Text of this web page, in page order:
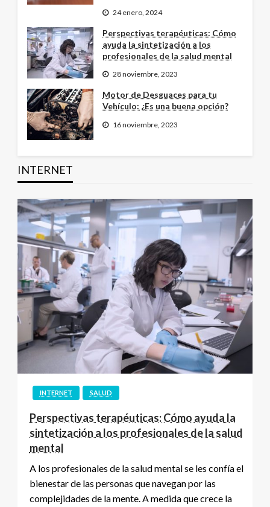
24 enero, 2024
Perspectivas terapéuticas: Cómo
ayuda la sintetización a los
profesionales de la salud mental
28 noviembre, 2023
Motor de Desguaces para tu
Vehículo: ¿Es una buena opción?
16 noviembre, 2023
INTERNET
INTERNET SALUD
Perspectivas terapéuticas: Cómo ayuda la
sintetización a los profesionales de la salud
mental
A los profesionales de la salud mental se les confía el
bienestar de las personas que navegan por las
complejidades de la mente. A medida que crece la